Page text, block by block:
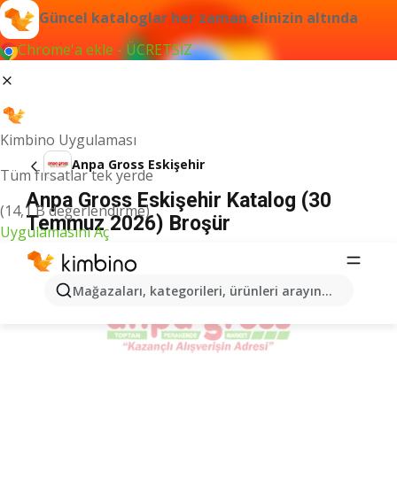
Güncel kataloglar her zaman elinizin altında
Chrome'a ekle - ÜCRETSİZ
Kimbino Uygulaması
Tüm fırsatlar tek yerde
(14,1 B değerlendirme)
Uygulamasını Aç
Mağazaları, kategorileri, ürünleri arayın...
Anpa Gross Eskişehir
Anpa Gross Eskişehir Katalog (30
Temmuz 2026) Broşür